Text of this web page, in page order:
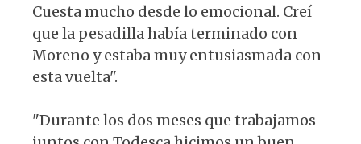
Cuesta mucho desde lo emocional. Creí
que la pesadilla había terminado con
Moreno y estaba muy entusiasmada con
esta vuelta".
"Durante los dos meses que trabajamos